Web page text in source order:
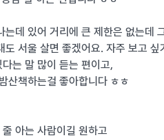
는데 있어 거리에 큰 제한은 없는데
도 서울 살면 좋겠어요. 자주 보고 싶
는 말 많이 듣는 편이고,
산책하는걸 좋아합니다 ㅎㅎ
아는 사람이길 원하고